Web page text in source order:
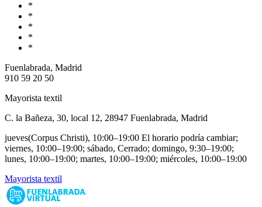
*
*
*
*
*
Fuenlabrada, Madrid
910 59 20 50
Mayorista textil
C. la Bañeza, 30, local 12, 28947 Fuenlabrada, Madrid
jueves(Corpus Christi), 10:00–19:00 El horario podría cambiar;
viernes, 10:00–19:00; sábado, Cerrado; domingo, 9:30–19:00;
lunes, 10:00–19:00; martes, 10:00–19:00; miércoles, 10:00–19:00
Mayorista textil